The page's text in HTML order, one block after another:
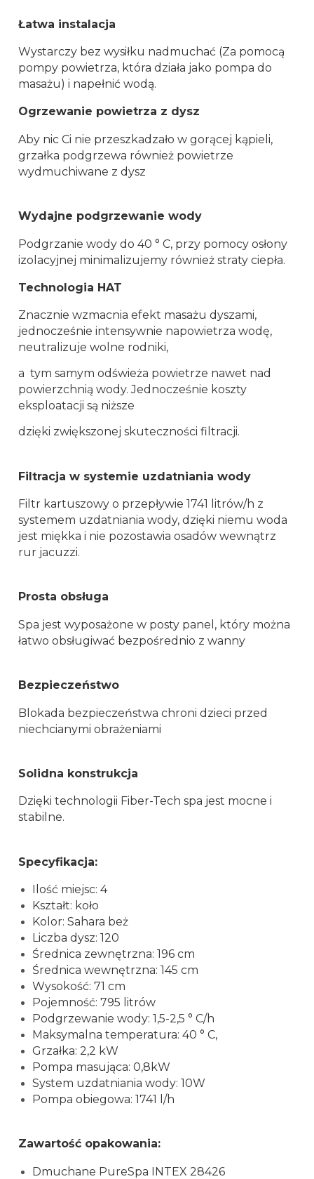
Łatwa instalacja
Wystarczy bez wysiłku nadmuchać (Za pomocą
pompy powietrza, która działa jako pompa do
masażu) i napełnić wodą.
Ogrzewanie powietrza z dysz
Aby nic Ci nie przeszkadzało w gorącej kąpieli,
grzałka podgrzewa również powietrze
wydmuchiwane z dysz
Wydajne podgrzewanie wody
Podgrzanie wody do 40 ° C, przy pomocy osłony
izolacyjnej minimalizujemy również straty ciepła.
Technologia HAT
Znacznie wzmacnia efekt masażu dyszami,
jednocześnie intensywnie napowietrza wodę,
neutralizuje wolne rodniki,
a tym samym odświeża powietrze nawet nad
powierzchnią wody. Jednocześnie koszty
eksploatacji są niższe
dzięki zwiększonej skuteczności filtracji.
Filtracja w systemie uzdatniania wody
Filtr kartuszowy o przepływie 1741 litrów/h z
systemem uzdatniania wody, dzięki niemu woda
jest miękka i nie pozostawia osadów wewnątrz
rur jacuzzi.
Prosta obsługa
Spa jest wyposażone w posty panel, który można
łatwo obsługiwać bezpośrednio z wanny
Bezpieczeństwo
Blokada bezpieczeństwa chroni dzieci przed
niechcianymi obrażeniami
Solidna konstrukcja
Dzięki technologii Fiber-Tech spa jest mocne i
stabilne.
Specyfikacja:
Ilość miejsc: 4
Kształt: koło
Kolor: Sahara beż
Liczba dysz: 120
Średnica zewnętrzna: 196 cm
Średnica wewnętrzna: 145 cm
Wysokość: 71 cm
Pojemność: 795 litrów
Podgrzewanie wody: 1,5-2,5 ° C/h
Maksymalna temperatura: 40 ° C,
Grzałka: 2,2 kW
Pompa masująca: 0,8kW
System uzdatniania wody: 10W
Pompa obiegowa: 1741 l/h
Zawartość opakowania:
Dmuchane PureSpa INTEX 28426